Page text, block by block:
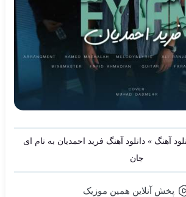
آهنگ » دانلود آهنگ فرید احمدیان به نام ای
جان
پخش آنلاین همین موزیک